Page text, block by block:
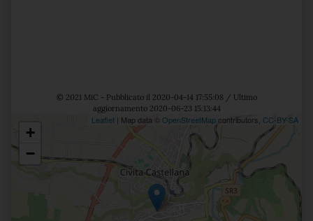
© 2021 MiC - Pubblicato il 2020-04-14 17:55:08 / Ultimo
aggiornamento 2020-06-23 15:13:44
Posizione
+
−
Leaflet | Map data © OpenStreetMapcontributors, CC-BY-SA